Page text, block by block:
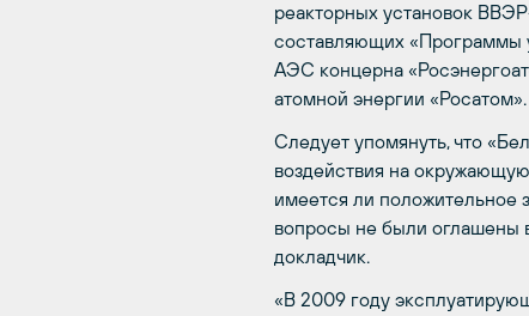
реакторных установок
составляющих «Программы
АЭС концерна
атомной энергии «Росатом».
Следует упомянуть, что
воздействия на
имеется ли положительное
вопросы не были оглашены
докладчик.
«В 2009 году